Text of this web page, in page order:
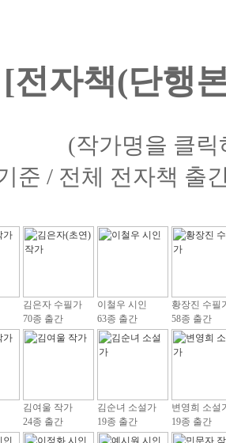
[전자책(단행
(작가명을 클
준 / 전체 전자책 출
김은자 수필가
70종 출간
이철우 시인
63종 출간
황장진 수필
58종 출간
김여울 작가
24종 출간
김순녀 소설가
19종 출간
변영희 소설
19종 출간